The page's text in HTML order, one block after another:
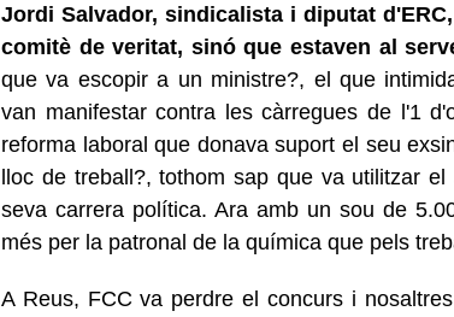
Jordi Salvador, sindicalista i diputat
comitè de veritat, sinó que estaven al
que va escopir a un ministre?, el que
van manifestar contra les càrregues de l'1
reforma laboral que donava suport el seu
lloc de treball?, tothom sap que va utilitzar
seva carrera política. Ara amb un sou de
més per la patronal de la química que pels
A Reus, FCC va perdre el concurs i